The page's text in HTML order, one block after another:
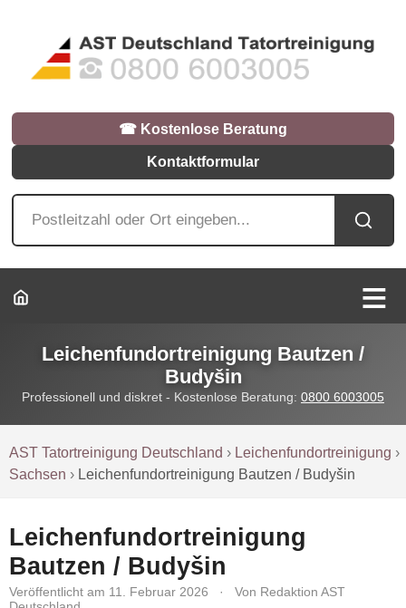
☎︎ Kostenlose Beratung
Kontaktformular
Leichenfundortreinigung Bautzen /
Budyšin
Professionell und diskret - Kostenlose Beratung: 0800 6003005
AST Tatortreinigung Deutschland › Leichenfundortreinigung ›
Sachsen › Leichenfundortreinigung Bautzen / Budyšin
Leichenfundortreinigung
Bautzen / Budyšin
Veröffentlicht am 11. Februar 2026 ·
Von Redaktion AST